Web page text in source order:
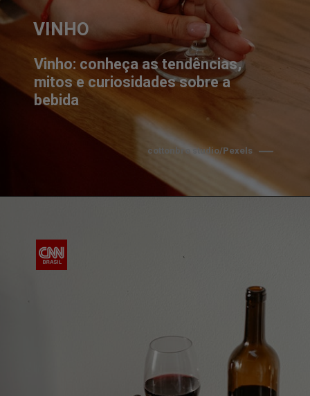
VINHO
Vinho: conheça as tendências,
mitos e curiosidades sobre a
bebida
cottonbro studio/Pexels